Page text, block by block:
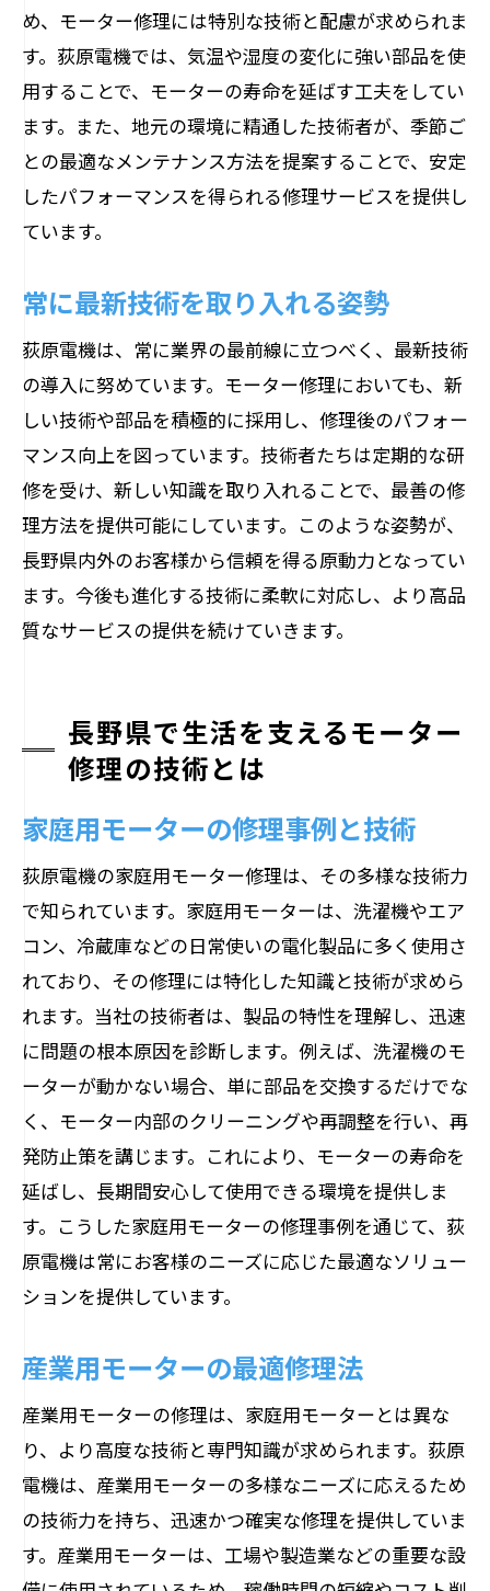
め、モーター修理には特別な技術と配慮が求められま
す。荻原電機では、気温や湿度の変化に強い部品を使
用することで、モーターの寿命を延ばす工夫をしてい
ます。また、地元の環境に精通した技術者が、季節ご
との最適なメンテナンス方法を提案することで、安定
したパフォーマンスを得られる修理サービスを提供し
ています。
常に最新技術を取り入れる姿勢
荻原電機は、常に業界の最前線に立つべく、最新技術
の導入に努めています。モーター修理においても、新
しい技術や部品を積極的に採用し、修理後のパフォー
マンス向上を図っています。技術者たちは定期的な研
修を受け、新しい知識を取り入れることで、最善の修
理方法を提供可能にしています。このような姿勢が、
長野県内外のお客様から信頼を得る原動力となってい
ます。今後も進化する技術に柔軟に対応し、より高品
質なサービスの提供を続けていきます。
長野県で生活を支えるモーター
修理の技術とは
家庭用モーターの修理事例と技術
荻原電機の家庭用モーター修理は、その多様な技術力
で知られています。家庭用モーターは、洗濯機やエア
コン、冷蔵庫などの日常使いの電化製品に多く使用さ
れており、その修理には特化した知識と技術が求めら
れます。当社の技術者は、製品の特性を理解し、迅速
に問題の根本原因を診断します。例えば、洗濯機のモ
ーターが動かない場合、単に部品を交換するだけでな
く、モーター内部のクリーニングや再調整を行い、再
発防止策を講じます。これにより、モーターの寿命を
延ばし、長期間安心して使用できる環境を提供しま
す。こうした家庭用モーターの修理事例を通じて、荻
原電機は常にお客様のニーズに応じた最適なソリュー
ションを提供しています。
産業用モーターの最適修理法
産業用モーターの修理は、家庭用モーターとは異な
り、より高度な技術と専門知識が求められます。荻原
電機は、産業用モーターの多様なニーズに応えるため
の技術力を持ち、迅速かつ確実な修理を提供していま
す。産業用モーターは、工場や製造業などの重要な設